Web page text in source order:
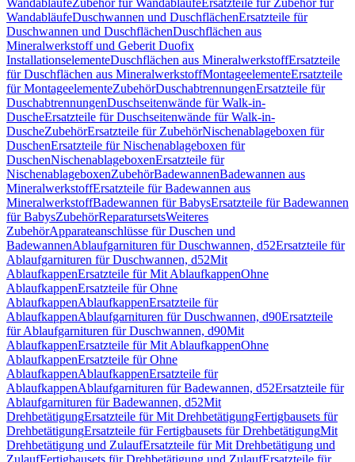
WandabläufeZubehör für WandabläufeErsatzteile für Zubehör für
WandabläufeDuschwannen und DuschflächenErsatzteile für
Duschwannen und DuschflächenDuschflächen aus
Mineralwerkstoff und Geberit Duofix
InstallationselementeDuschflächen aus MineralwerkstoffErsatzteile
für Duschflächen aus MineralwerkstoffMontageelementeErsatzteile
für MontageelementeZubehörDuschabtrennungenErsatzteile für
DuschabtrennungenDuschseitenwände für Walk-in-
DuscheErsatzteile für Duschseitenwände für Walk-in-
DuscheZubehörErsatzteile für ZubehörNischenablageboxen für
DuschenErsatzteile für Nischenablageboxen für
DuschenNischenablageboxenErsatzteile für
NischenablageboxenZubehörBadewannenBadewannen aus
MineralwerkstoffErsatzteile für Badewannen aus
MineralwerkstoffBadewannen für BabysErsatzteile für Badewannen
für BabysZubehörReparatursetsWeiteres
ZubehörApparateanschlüsse für Duschen und
BadewannenAblaufgarnituren für Duschwannen, d52Ersatzteile für
Ablaufgarnituren für Duschwannen, d52Mit
AblaufkappenErsatzteile für Mit AblaufkappenOhne
AblaufkappenErsatzteile für Ohne
AblaufkappenAblaufkappenErsatzteile für
AblaufkappenAblaufgarnituren für Duschwannen, d90Ersatzteile
für Ablaufgarnituren für Duschwannen, d90Mit
AblaufkappenErsatzteile für Mit AblaufkappenOhne
AblaufkappenErsatzteile für Ohne
AblaufkappenAblaufkappenErsatzteile für
AblaufkappenAblaufgarnituren für Badewannen, d52Ersatzteile für
Ablaufgarnituren für Badewannen, d52Mit
DrehbetätigungErsatzteile für Mit DrehbetätigungFertigbausets für
DrehbetätigungErsatzteile für Fertigbausets für DrehbetätigungMit
Drehbetätigung und ZulaufErsatzteile für Mit Drehbetätigung und
ZulaufFertigbausets für Drehbetätigung und ZulaufErsatzteile für